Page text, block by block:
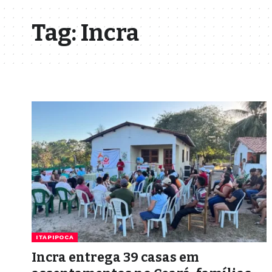
Tag:Incra
ITAPIPOCA
Incra entrega 39 casas em